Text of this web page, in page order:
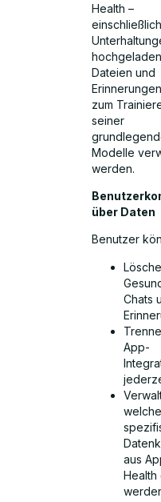
Health –
einschließlich
Dateien und
zum
seiner
Modelle
werden.
über Daten
Benutzer
Chats
App-
welche
aus
Health